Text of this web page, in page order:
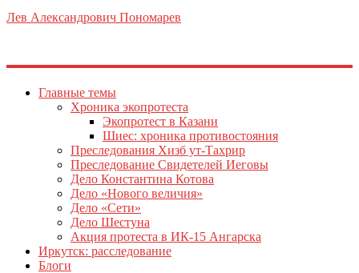
Лев Александрович Пономарев
Главные темы
Хроника экопротеста
Экопротест в Казани
Шиес: хроника противостояния
Преследования Хизб ут-Тахрир
Преследование Свидетелей Иеговы
Дело Константина Котова
Дело «Нового величия»
Дело «Сети»
Дело Шестуна
Акция протеста в ИК-15 Ангарска
Иркутск: расследование
Блоги